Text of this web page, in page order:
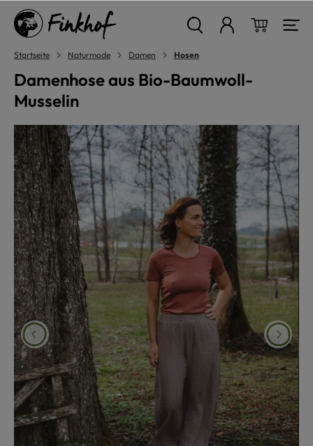
springen
Startseite Naturmode Damen Hosen
Damenhose aus Bio-Baumwoll-
Musselin
Bildergalerie überspringen